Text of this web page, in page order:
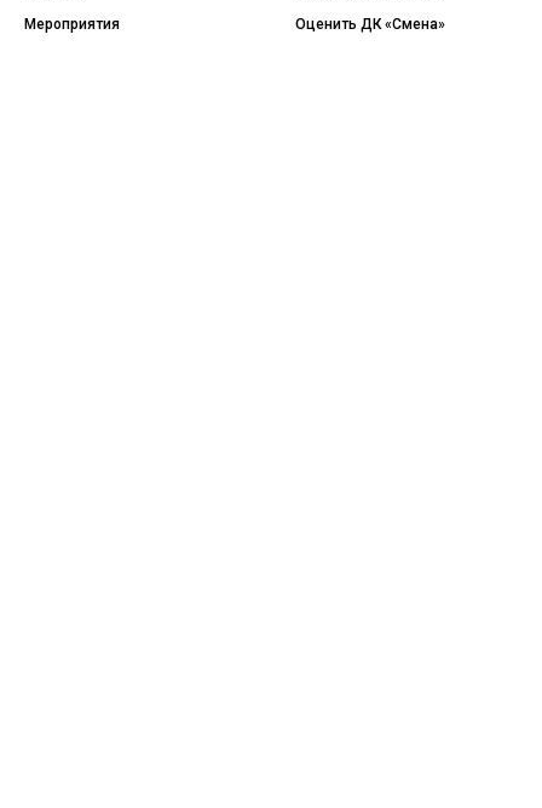
Мероприятия
Оценить ДК «Смена»